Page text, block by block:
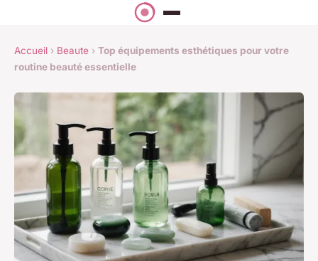
Accueil › Beaute › Top équipements esthétiques pour votre
routine beauté essentielle